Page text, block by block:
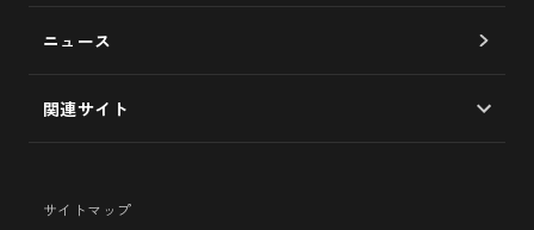
未来への取り組み
サービス券について
ニュース
関連サイト
サイトマップ